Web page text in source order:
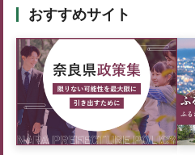
おすすめサイト